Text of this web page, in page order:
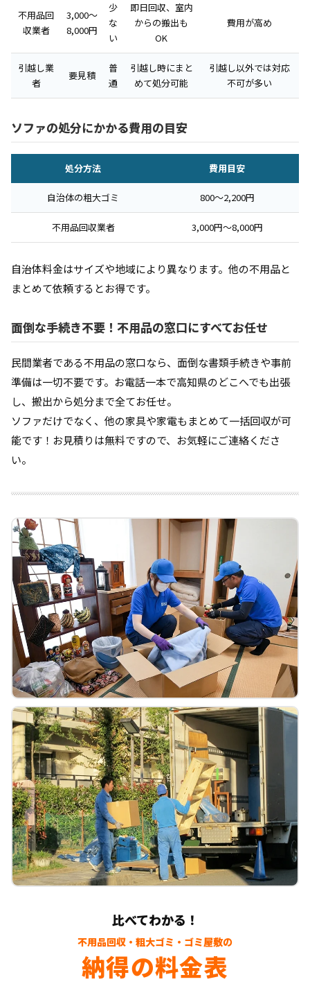
不用品回
収業者
3,000〜
8,000円
少
な
い
即日回収、室内
からの搬出も
OK
費用が高め
引越し業
者
要見積
普
通
引越し時にまと
めて処分可能
引越し以外では対応
不可が多い
ソファの処分にかかる費用の目安
処分方法 費用目安
自治体の粗大ゴミ 800〜2,200円
不用品回収業者 3,000円〜8,000円
自治体料金はサイズや地域により異なります。他の不用品と
まとめて依頼するとお得です。
面倒な手続き不要！不用品の窓口にすべてお任せ
民間業者である不用品の窓口なら、面倒な書類手続きや事前
準備は一切不要です。お電話一本で高知県のどこへでも出張
し、搬出から処分まで全てお任せ。
ソファだけでなく、他の家具や家電もまとめて一括回収が可
能です！お見積りは無料ですので、お気軽にご連絡くださ
い。
比べてわかる！
不用品回収・粗大ゴミ・ゴミ屋敷の
納得の料金表